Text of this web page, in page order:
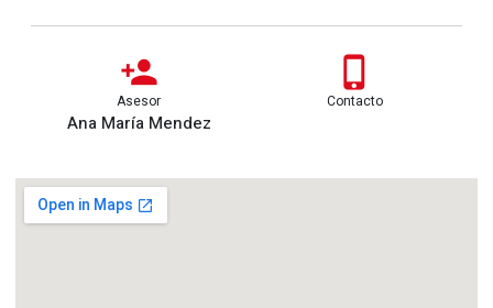
Asesor
Ana María Mendez
Contacto